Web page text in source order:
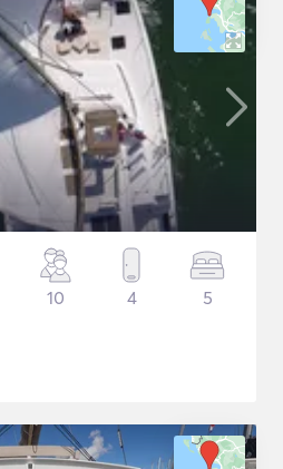
10 4 5